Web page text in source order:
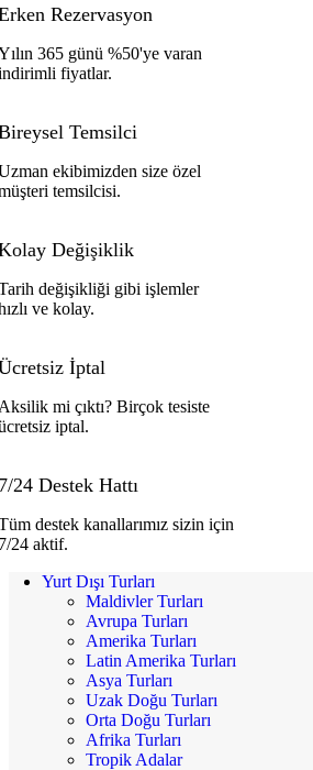
Rezervasyon
365 günü %50'ye varan
fiyatlar.
Temsilci
ekibimizden size özel
temsilcisi.
Değişiklik
değişikliği gibi işlemler
ve kolay.
İptal
mi çıktı? Birçok tesiste
iptal.
24 Destek Hattı
destek kanallarımız sizin için
24 aktif.
Yurt Dışı Turları
Maldivler Turları
Avrupa Turları
Amerika Turları
Latin Amerika Turları
Asya Turları
Uzak Doğu Turları
Orta Doğu Turları
Afrika Turları
Tropik Adalar